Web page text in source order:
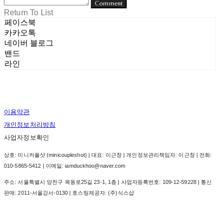
Comment
Return To List
페이스북
카카오톡
네이버 블로그
밴드
라인
이용약관
개인정보처리방침
사업자정보확인
상호: 미니커플샷 (minicoupleshot) | 대표: 이근창 | 개인정보관리책임자: 이근창 | 전화:
010-5865-5412 | 이메일: iamduckhoo@naver.com
주소: 서울특별시 양천구 목동로25길 23-1, 1층 | 사업자등록번호: 109-12-59228| 통신
판매:2011-서울강서-0130 | 호스팅제공자: (주)식스샵